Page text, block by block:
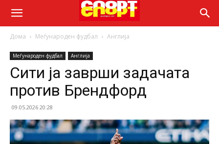
Дома Меѓународен фудбал Англија
Меѓународен фудбал Англија
Сити ја заврши задачата
против Брендфорд
09.05.2026 20:28